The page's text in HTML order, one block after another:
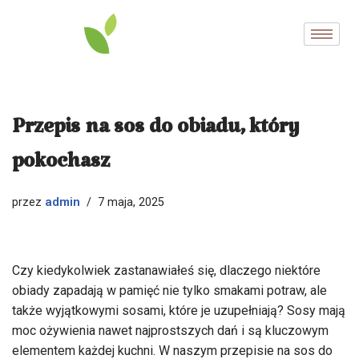
Przepis na sos do obiadu, który
pokochasz
przez admin 7 maja, 2025
Czy kiedykolwiek zastanawiałeś się, dlaczego niektóre
obiady zapadają w pamięć nie tylko smakami potraw, ale
także wyjątkowymi sosami, które je uzupełniają? Sosy mają
moc ożywienia nawet najprostszych dań i są kluczowym
elementem każdej kuchni. W naszym przepisie na sos do